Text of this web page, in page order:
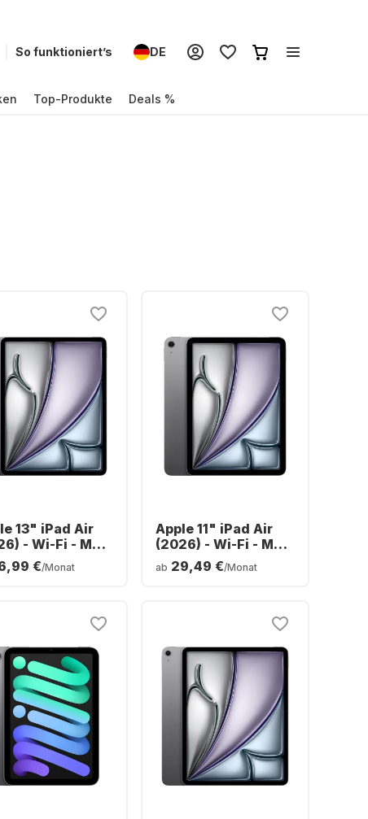
So funktioniert’s DE
Top-Produkte Deals %
13" iPad Air
- Wi-Fi - M4 -
€/Monat
Apple 11" iPad Air
(2026) - Wi-Fi - M4 -
128GB
ab 29,49 €/Monat